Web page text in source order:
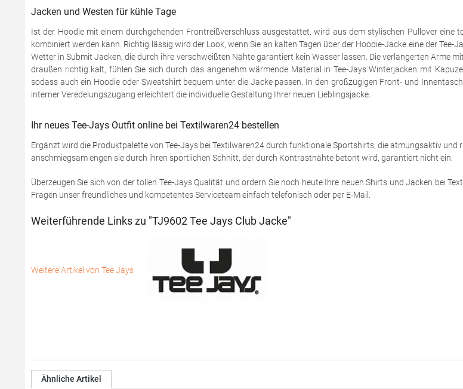
Jacken und Westen für kühle Tage
Ist der Hoodie mit einem durchgehenden Frontreißverschluss ausgestattet, wird aus dem stylischen Pullover
kombiniert werden kann. Richtig lässig wird der Look, wenn Sie an kalten Tagen über der Hoodie-Jacke eine der
Wetter in Submit Jacken, die durch ihre verschweißten Nähte garantiert kein Wasser lassen. Die verlängerten Arme
draußen richtig kalt, fühlen Sie sich durch das angenehm wärmende Material in Tee-Jays Winterjacken mit
sodass auch ein Hoodie oder Sweatshirt bequem unter die Jacke passen. In den großzügigen Front- und
interner Veredelungszugang erleichtert die individuelle Gestaltung Ihrer neuen Lieblingsjacke.
Ihr neues Tee-Jays Outfit online bei Textilwaren24 bestellen
Ergänzt wird die Produktpalette von Tee-Jays bei Textilwaren24 durch funktionale Sportshirts, die atmungsaktiv
anschmiegsam engen sie durch ihren sportlichen Schnitt, der durch Kontrastnähte betont wird, garantiert nicht ein.
Überzeugen Sie sich von der tollen Tee-Jays Qualität und ordern Sie noch heute Ihre neuen Shirts und Jacken bei
Fragen unser freundliches und kompetentes Serviceteam einfach telefonisch oder per E-Mail.
Weiterführende Links zu "TJ9602 Tee Jays Club Jacke"
Weitere Artikel von Tee Jays
Ähnliche Artikel